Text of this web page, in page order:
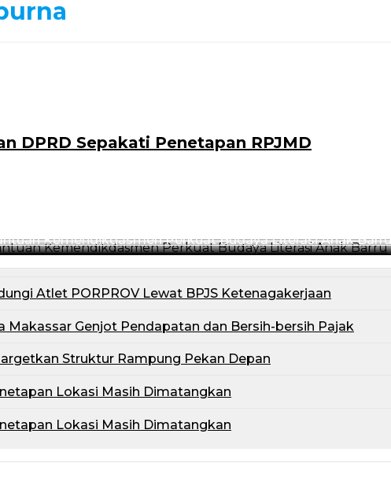
DPRD Sepakati Penetapan RPJMD
Kemendikdasmen Perkuat Budaya Literasi Anak Barru
Atlet PORPROV Lewat BPJS Ketenagakerjaan
Makassar Genjot Pendapatan dan Bersih-bersih Pajak
Struktur Rampung Pekan Depan
Lokasi Masih Dimatangkan
Lokasi Masih Dimatangkan